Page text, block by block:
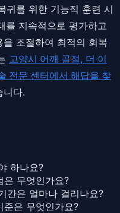
귀를 위한 기능적 훈련 시
를 지속적으로 평가하고
조절하여 최적의 회복
고양시 어깨 골절, 더 이
전문 센터에서 해답을 찾
니다.
하나요?
은 무엇인가요?
간은 얼마나 걸리나요?
준은 무엇인가요?